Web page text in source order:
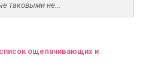
таковыми не...
ощелачивающих и